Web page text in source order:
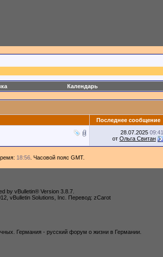
Календарь
Последнее сообщение
28.07.2025 09:41
от Ольга Свитан
18:56 . Часовой пояс GMT.
by vBulletin® Version 3.8.7.
vBulletin Solutions, Inc. Перевод: zCarot
Германия - русский форум о жизни в Германии.